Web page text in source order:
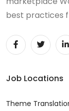
best practices
Job Locations
Theme